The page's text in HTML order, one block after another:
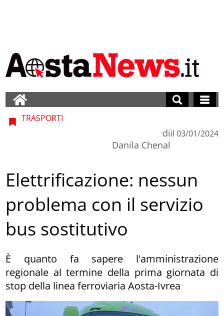
TRASPORTI
di
Danila Chenal
il 03/01/2024
Elettrificazione: nessun
problema con il servizio
bus sostitutivo
È quanto fa sapere l'amministrazione
regionale al termine della prima giornata di
stop della linea ferroviaria Aosta-Ivrea